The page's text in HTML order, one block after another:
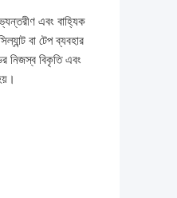
এবং বাহ্যিক
বা টেপ ব্যবহার
নিজস্ব বিকৃতি এবং